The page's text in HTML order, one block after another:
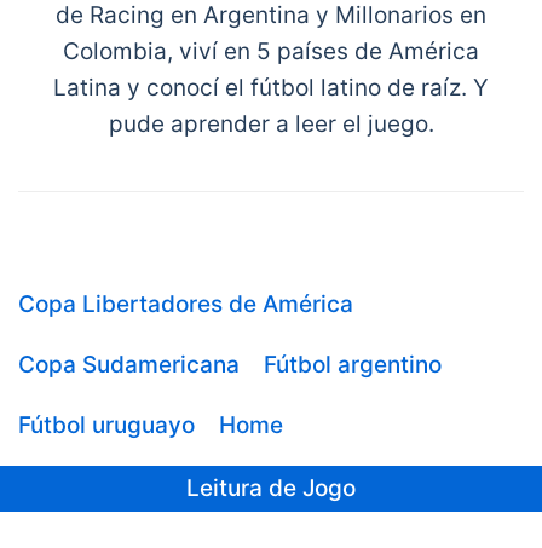
de Racing en Argentina y Millonarios en
Colombia, viví en 5 países de América
Latina y conocí el fútbol latino de raíz. Y
pude aprender a leer el juego.
Copa Libertadores de América
Copa Sudamericana Fútbol argentino
Fútbol uruguayo Home
Leitura de Jogo